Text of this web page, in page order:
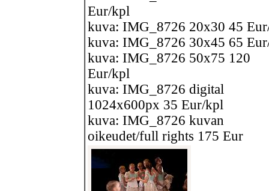
Eur/kpl
kuva: IMG_8726 20x30 45
kuva: IMG_8726 30x45 65
kuva: IMG_8726 50x75 120
Eur/kpl
kuva: IMG_8726 digital
1024x600px 35 Eur/kpl
kuva: IMG_8726 kuvan
oikeudet/full rights 175 Eur